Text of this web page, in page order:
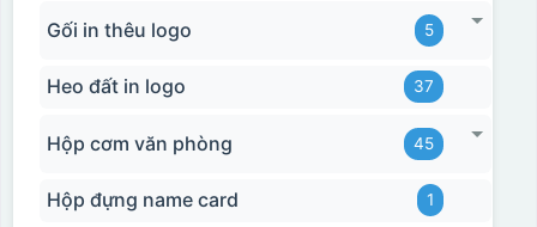
Gối in thêu logo 5
Heo đất in logo 37
Hộp cơm văn phòng 45
Hộp đựng name card 1